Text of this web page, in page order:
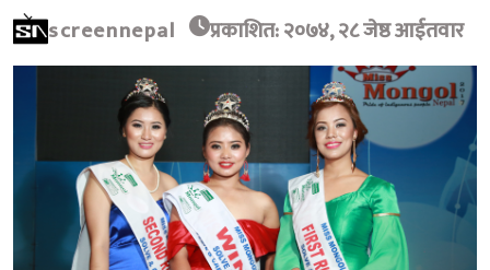
screennepal प्रकाशित: २०७४, २८ जेष्ठ आईतवार